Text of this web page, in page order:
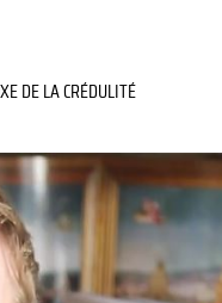
DE LA CRÉDULITÉ